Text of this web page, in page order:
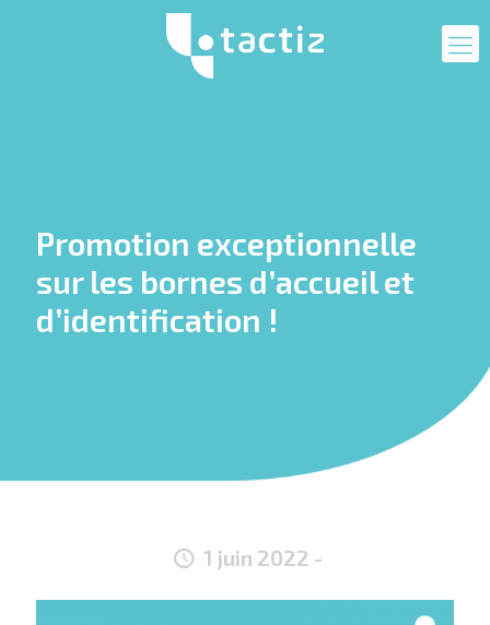
Promotion exceptionnelle
sur les bornes d’accueil et
d’identification !
1 juin 2022 -